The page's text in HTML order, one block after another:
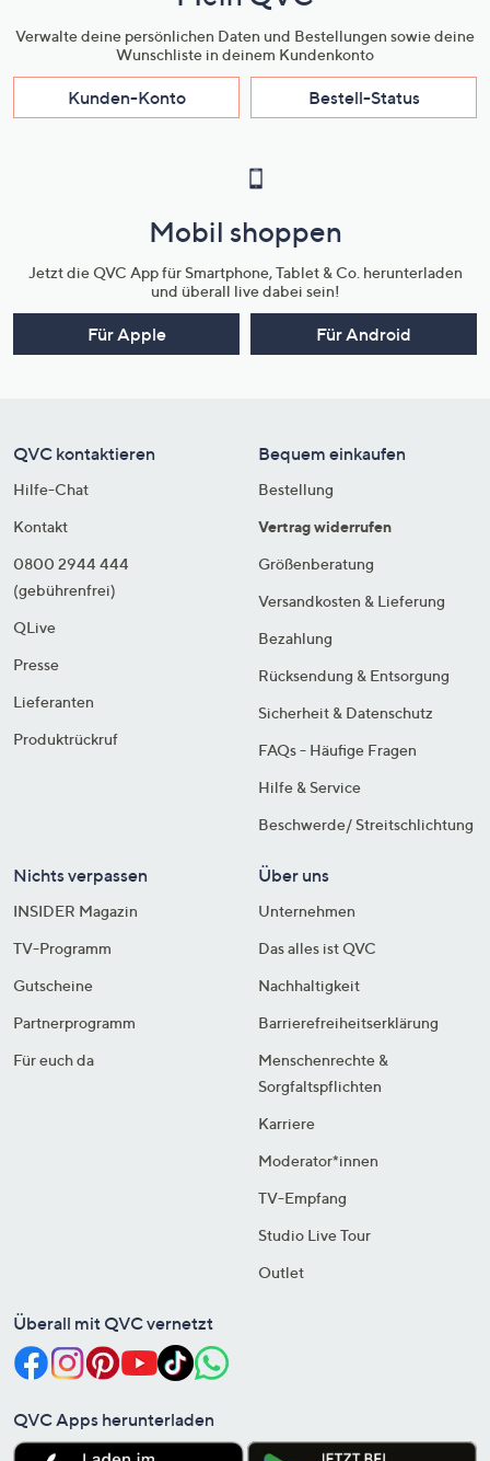
Verwalte deine persönlichen Daten und Bestellungen sowie deine
Wunschliste in deinem Kundenkonto
Kunden-Konto Bestell-Status
Mobil shoppen
Jetzt die QVC App für Smartphone, Tablet & Co. herunterladen
und überall live dabei sein!
Für Apple Für Android
QVC kontaktieren
Hilfe-Chat
Kontakt
0800 2944 444
(gebührenfrei)
QLive
Presse
Lieferanten
Produktrückruf
Bequem einkaufen
Bestellung
Vertrag widerrufen
Größenberatung
Versandkosten & Lieferung
Bezahlung
Rücksendung & Entsorgung
Sicherheit & Datenschutz
FAQs - Häufige Fragen
Hilfe & Service
Beschwerde/ Streitschlichtung
Nichts verpassen
INSIDER Magazin
TV-Programm
Gutscheine
Partnerprogramm
Für euch da
Über uns
Unternehmen
Das alles ist QVC
Nachhaltigkeit
Barrierefreiheitserklärung
Menschenrechte &
Sorgfaltspflichten
Karriere
Moderator*innen
TV-Empfang
Studio Live Tour
Outlet
Überall mit QVC vernetzt
QVC Apps herunterladen